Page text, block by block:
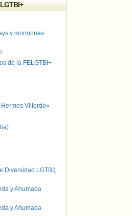
y mormonas
de la FELGTBI+
Hermes Villordo»
Diversidad LGTBI)
y Ahumada
y Ahumada